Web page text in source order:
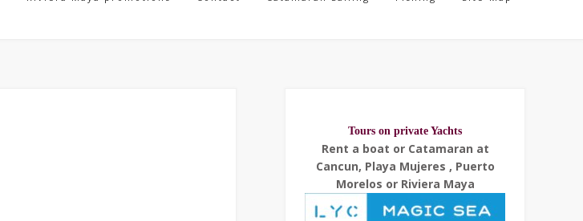
Tours on private Yachts
Rent a boat or Catamaran at
Cancun, Playa Mujeres , Puerto
Morelos or Riviera Maya